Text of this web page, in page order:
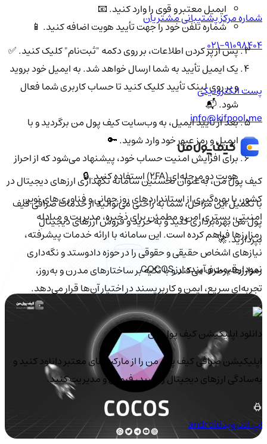
ایمیل معتبر و قوی را وارد کنید. 📧
شماره تلفن خود را جهت تأیید هویت اضافه کنید. 📱
پس از پر کردن اطلاعات، بر روی دکمه "ثبت‌نام" کلیک کنید. ✅
یک ایمیل تأیید به شما ارسال خواهد شد. به ایمیل خود بروید
و بر روی لینک تأیید کلیک کنید تا حساب کاربری شما فعال
شود. 📬
بعد از تأیید ایمیل، به وب‌سایت کیف پول من برگردید و با
ایمیل و رمز عبور خود وارد شوید. 🔑
برای افزایش امنیت حساب خود، پیشنهاد می‌شود که از احراز
هویت دو مرحله‌ای (2FA) استفاده کنید. 🔒
با تکمیل این مراحل، شما به راحتی می‌توانید از خدمات صرافی کیف
پول من بهره‌برداری کنید و به خرید و فروش ارزهای دیجیتال
بپردازید. 🚀
نمودار قیمت و آینده ارز COCOS
شماره مرکز پشتیبانی مشتریان
021-91098404
پست الکترونیکی
info@kifpool.me
کیف‌ پول من، به‌عنوان نخستین سامانه نگهداری ارزهای دیجیتال در
کشور، با بهره‌گیری از استانداردهای روز جهانی و فناوری‌های نوین
امنیتی، بستری امن و مطمئن برای ذخیره، مدیریت و مبادله
رمزارزها فراهم کرده است. این سامانه با ارائه خدمات پیشرفته،
نیازهای اشخاص حقیقی و حقوقی را در حوزه دادوستد و نگه‌داری
رمزارزها برطرف می‌کند و با تکیه بر ساختارهای مدرن و به‌روز،
تجربه‌ای سریع، ایمن و کاربرپسند در اختیار آن‌ها قرار می‌دهد.
دانلود اپلیکیشن کیف‌ پول من
اپلیکیشن صرافی کیف پول من را از مارکت‌های معتبر دانلود کنید و
به‌سادگی ارزهای دیجیتال را خرید، فروش و مدیریت کنید.
اپ اندرویدandroid